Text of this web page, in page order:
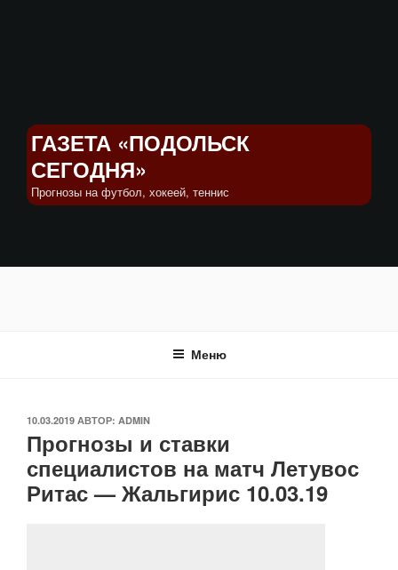
ГАЗЕТА «ПОДОЛЬСК
СЕГОДНЯ»
Прогнозы на футбол, хокеей, теннис
Меню
ОПУБЛИКОВАНО
10.03.2019 АВТОР: ADMIN
Прогнозы и ставки
специалистов на матч Летувос
Ритас — Жальгирис 10.03.19